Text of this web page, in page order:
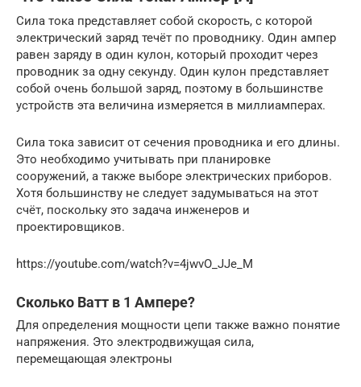
Сила тока представляет собой скорость, с которой
электрический заряд течёт по проводнику. Один ампер
равен заряду в один кулон, который проходит через
проводник за одну секунду. Один кулон представляет
собой очень большой заряд, поэтому в большинстве
устройств эта величина измеряется в миллиамперах.
Сила тока зависит от сечения проводника и его длины.
Это необходимо учитывать при планировке
сооружений, а также выборе электрических приборов.
Хотя большинству не следует задумываться на этот
счёт, поскольку это задача инженеров и
проектировщиков.
https://youtube.com/watch?v=4jwvO_JJe_M
Сколько Ватт в 1 Ампере?
Для определения мощности цепи также важно понятие
напряжения. Это электродвижущая сила,
перемещающая электроны